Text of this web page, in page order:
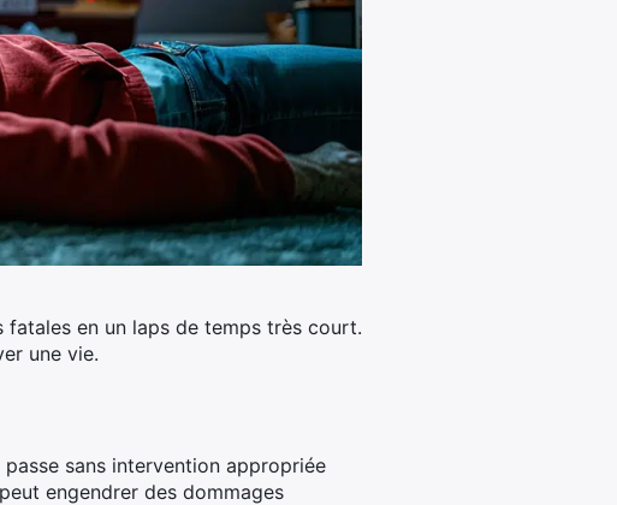
en un laps de temps très court.
une vie.
sans intervention appropriée
engendrer des dommages